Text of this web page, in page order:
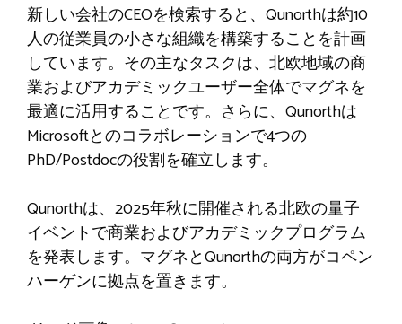
新しい会社のCEOを検索すると、Qunorthは約10
人の従業員の小さな組織を構築することを計画
しています。その主なタスクは、北欧地域の商
業およびアカデミックユーザー全体でマグネを
最適に活用することです。さらに、Qunorthは
Microsoftとのコラボレーションで4つの
PhD/Postdocの役割を確立します。
Qunorthは、2025年秋に開催される北欧の量子
イベントで商業およびアカデミックプログラム
を発表します。マグネとQunorthの両方がコペン
ハーゲンに拠点を置きます。